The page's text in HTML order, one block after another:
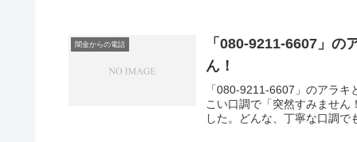
闇金からの電話
「080-9211-6607」
ん！
「080-9211-6607」のアラ
こい口調で「突然すみません
した。どんな、丁寧な口調